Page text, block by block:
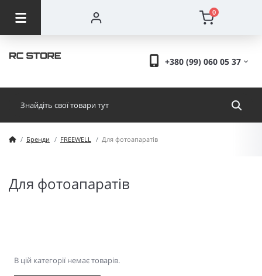
0
+380 (99) 060 05 37
Бренди FREEWELL Для фотоапаратів
Для фотоапаратів
В цій категорії немає товарів.